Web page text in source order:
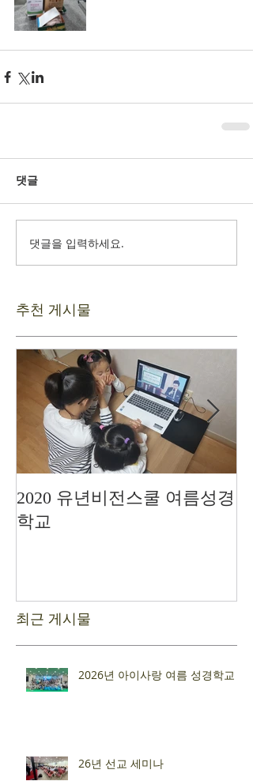
댓글
댓글을 입력하세요.
추천 게시물
2020 유년비전스쿨 여름성경
학교
최근 게시물
2026년 아이사랑 여름 성경학교
26년 선교 세미나